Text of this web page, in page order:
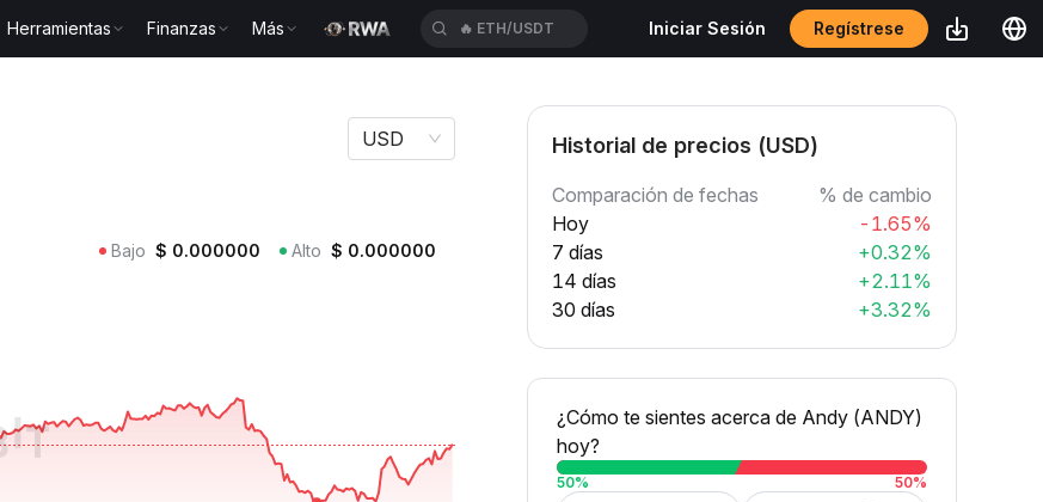
Herramientas Finanzas Más 🔥 ETH/USDT Iniciar Sesión Regístrese
USD
Bajo $ 0.000000 Alto $ 0.000000
Historial de precios (USD)
Comparación de fechas
% de cambio
Hoy
-1.65%
7 días
+0.32%
14 días
+2.11%
30 días
+3.32%
¿Cómo te sientes acerca de Andy (ANDY)
hoy?
50% 50%